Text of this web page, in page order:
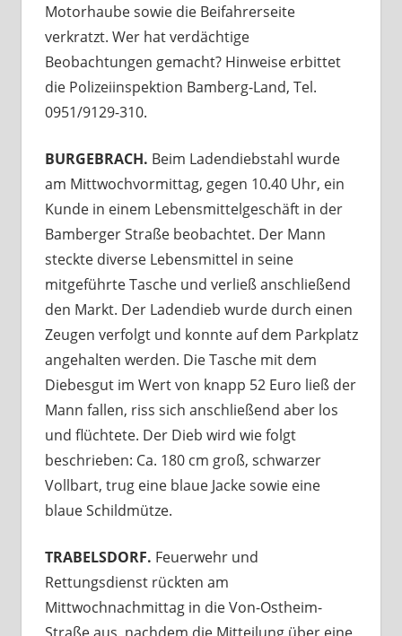
Motorhaube sowie die Beifahrerseite
verkratzt. Wer hat verdächtige
Beobachtungen gemacht? Hinweise erbittet
die Polizeiinspektion Bamberg-Land, Tel.
0951/9129-310.
BURGEBRACH. Beim Ladendiebstahl wurde
am Mittwochvormittag, gegen 10.40 Uhr, ein
Kunde in einem Lebensmittelgeschäft in der
Bamberger Straße beobachtet. Der Mann
steckte diverse Lebensmittel in seine
mitgeführte Tasche und verließ anschließend
den Markt. Der Ladendieb wurde durch einen
Zeugen verfolgt und konnte auf dem Parkplatz
angehalten werden. Die Tasche mit dem
Diebesgut im Wert von knapp 52 Euro ließ der
Mann fallen, riss sich anschließend aber los
und flüchtete. Der Dieb wird wie folgt
beschrieben: Ca. 180 cm groß, schwarzer
Vollbart, trug eine blaue Jacke sowie eine
blaue Schildmütze.
TRABELSDORF. Feuerwehr und
Rettungsdienst rückten am
Mittwochnachmittag in die Von-Ostheim-
Straße aus, nachdem die Mitteilung über eine